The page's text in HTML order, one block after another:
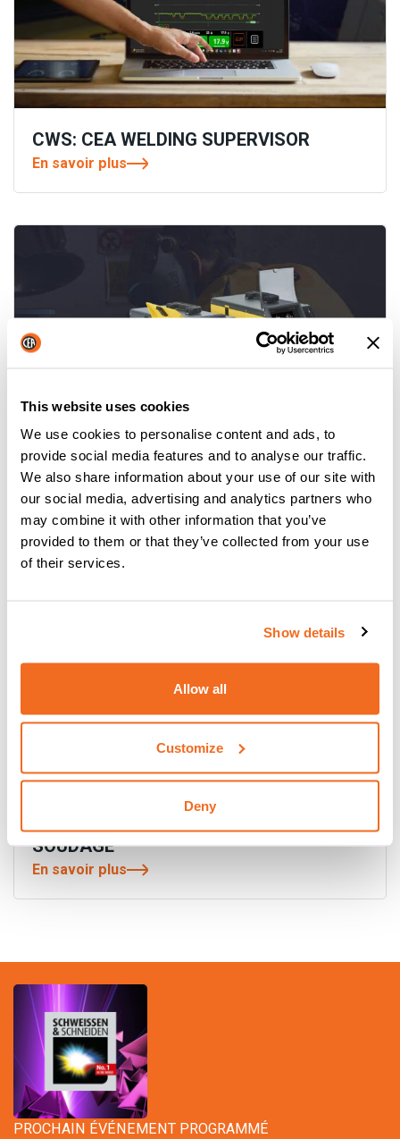
This website uses cookies
We use cookies to personalise content and ads, to
provide social media features and to analyse our traffic.
We also share information about your use of our site with
our social media, advertising and analytics partners who
may combine it with other information that you’ve
provided to them or that they’ve collected from your use
of their services.
Show details
Allow all
Customize
Deny
CWS: CEA WELDING SUPERVISOR
En savoir plus
YARD MOBILE: UN PAS DANS LE
SOUDAGE DE CHANTIER
En savoir plus
DIGITECH VP4 COMPACT: LE TOP EN
SOUDAGE
En savoir plus
PROCHAIN ÉVÉNEMENT PROGRAMMÉ